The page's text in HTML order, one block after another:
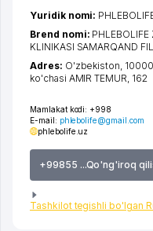
Mamlakat kodi: +998
E-mail: phlebolife@gmail.com
phlebolife.uz
+99855 ...Qo'ng'iroq
Tashkilot tegishli bo'lgan
Yuridik nomi:
Brend nomi:
KLINIKASI SAMARQAND
Adres: O'zbekiston,
ko'chasi AMIR TEMUR , 162